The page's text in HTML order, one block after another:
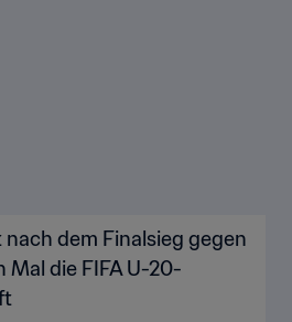
dem Finalsieg gegen
Mal die FIFA U-20-